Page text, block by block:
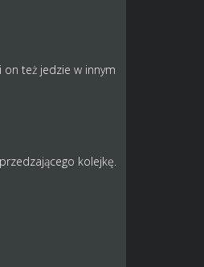
on też jedzie w innym
kolejkę.